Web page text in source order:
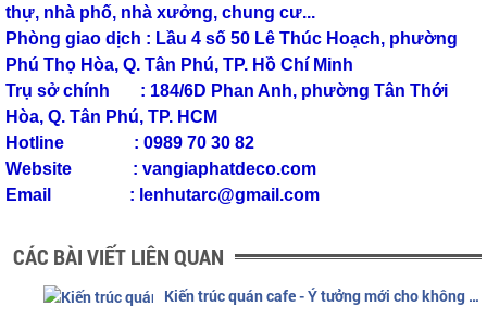
thự, nhà phố, nhà xưởng, chung cư...
Phòng giao dịch : Lầu 4 số 50 Lê Thúc Hoạch, phường
Phú Thọ Hòa, Q. Tân Phú, TP. Hồ Chí Minh
Trụ sở chính : 184/6D Phan Anh, phường Tân Thới
Hòa, Q. Tân Phú, TP. HCM
Hotline : 0989 70 30 82
Website : vangiaphatdeco.com
Email : lenhutarc@gmail.com
CÁC BÀI VIẾT LIÊN QUAN
Kiến trúc quán cafe - Ý tưởng mới cho không gian sôi động